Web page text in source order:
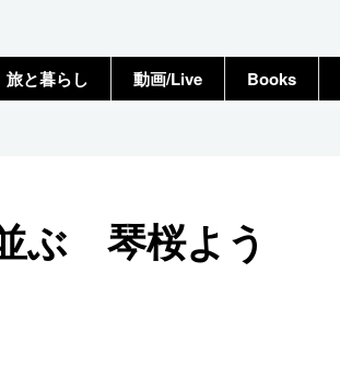
旅と暮らし 動画/Live Books
ぶ 琴桜よう